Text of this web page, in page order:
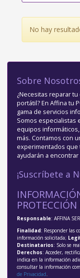
No hay
Sobre
¿Necesitas reparar
portátil? En Affina tu
gama de servicios
Somos especialistas
equipos
más. Contamos con
experimentados que
ayudarán a
¡Suscríbete a
Responsable: AFFINA
Finalidad: Responder las
información solicitada;
Destinatarios: Solo se
Derechos: Acceder,
indica en la información
consultar la información
de Privacidad.